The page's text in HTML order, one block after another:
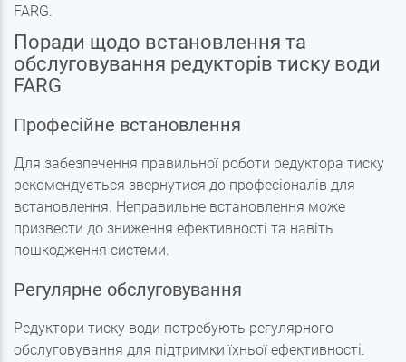
FARG.
Поради щодо встановлення та
обслуговування редукторів тиску води
FARG
Професійне встановлення
Для забезпечення правильної роботи редуктора тиску
рекомендується звернутися до професіоналів для
встановлення. Неправильне встановлення може
призвести до зниження ефективності та навіть
пошкодження системи.
Регулярне обслуговування
Редуктори тиску води потребують регулярного
обслуговування для підтримки їхньої ефективності.